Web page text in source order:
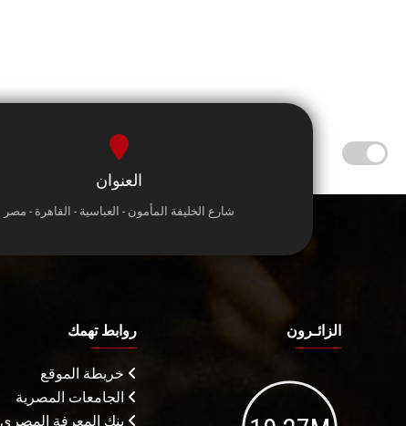
العنوان
شارع الخليفة المأمون - العباسية - القاهرة - مصر
الزائـرون روابط تهمك
خريطة الموقع
الجامعات المصرية
بنك المعرفة المصري